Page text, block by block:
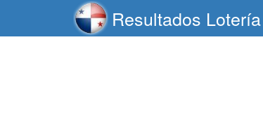
Resultados